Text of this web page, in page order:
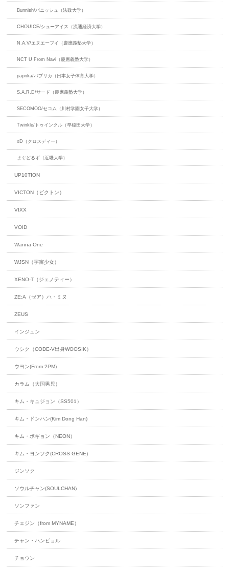
Bunnish/バニッシュ（法政大学）
CHOUICE/シューアイス（流通経済大学）
N.A.V/エヌエーブイ（慶應義塾大学）
NCT U From Navi（慶應義塾大学）
paprika/パプリカ（日本女子体育大学）
S.A.R.D/サード（慶應義塾大学）
SECOMOO/セコム（川村学園女子大学）
Twinkle/トゥインクル（早稲田大学）
xD（クロスディー）
まぐどるず（近畿大学）
UP10TION
VICTON（ビクトン）
VIXX
VOID
Wanna One
WJSN（宇宙少女）
XENO-T（ジェノティー）
ZE:A（ゼア）ハ・ミヌ
ZEUS
インジュン
ウシク（CODE-V出身WOOSIK）
ウヨン(From 2PM)
カラム（大国男児）
キム・キュジョン（SS501）
キム・ドンハン(Kim Dong Han)
キム・ボギョン（NEON）
キム・ヨンソク(CROSS GENE)
ジンソク
ソウルチャン(SOULCHAN)
ソンファン
チェジン（from MYNAME）
チャン・ハンビョル
チョウン